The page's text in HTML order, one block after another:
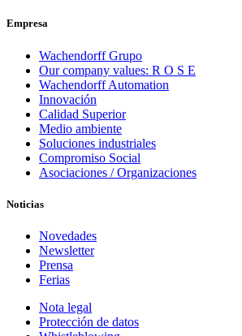
Empresa
Wachendorff Grupo
Our company values: R O S E
Wachendorff Automation
Innovación
Calidad Superior
Medio ambiente
Soluciones industriales
Compromiso Social
Asociaciones / Organizaciones
Noticias
Novedades
Newsletter
Prensa
Ferias
Nota legal
Protección de datos